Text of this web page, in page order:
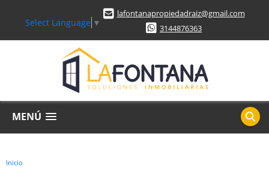
Select Language ▼
lafontanapropiedadraiz@gmail.com
3144876363
MENÚ
Inicio